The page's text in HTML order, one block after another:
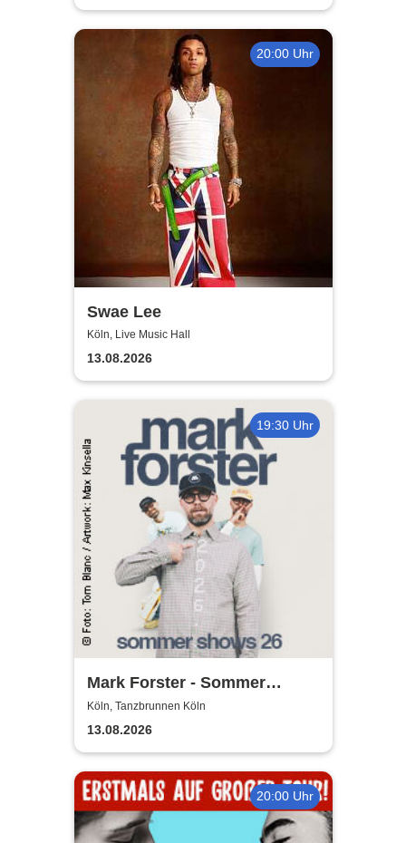
20:00 Uhr
Swae Lee
Köln, Live Music Hall
13.08.2026
19:30 Uhr
Mark Forster - Sommer
Shows 2026
Köln, Tanzbrunnen Köln
13.08.2026
20:00 Uhr